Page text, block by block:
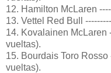
12. Hamilton McLaren
13. Vettel Red Bull
14. Kovalainen McLaren
vueltas).
15. Bourdais Toro
vueltas).